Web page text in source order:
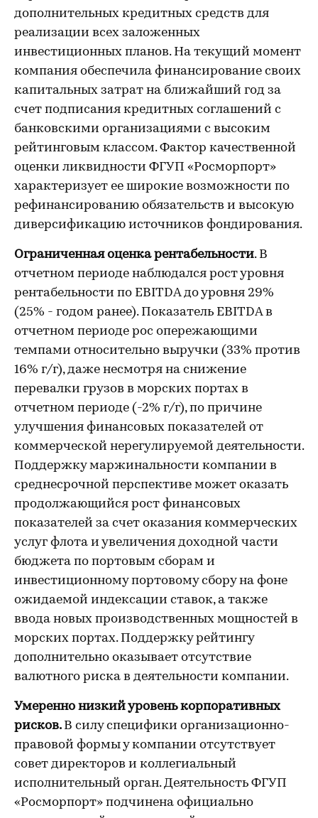
дополнительных кредитных средств для
реализации всех заложенных
инвестиционных планов. На текущий момент
компания обеспечила финансирование своих
капитальных затрат на ближайший год за
счет подписания кредитных соглашений с
банковскими организациями с высоким
рейтинговым классом. Фактор качественной
оценки ликвидности ФГУП «Росморпорт»
характеризует ее широкие возможности по
рефинансированию обязательств и высокую
диверсификацию источников фондирования.
Ограниченная оценка рентабельности. В
отчетном периоде наблюдался рост уровня
рентабельности по EBITDA до уровня 29%
(25% - годом ранее). Показатель EBITDA в
отчетном периоде рос опережающими
темпами относительно выручки (33% против
16% г/г), даже несмотря на снижение
перевалки грузов в морских портах в
отчетном периоде (-2% г/г), по причине
улучшения финансовых показателей от
коммерческой нерегулируемой деятельности.
Поддержку маржинальности компании в
среднесрочной перспективе может оказать
продолжающийся рост финансовых
показателей за счет оказания коммерческих
услуг флота и увеличения доходной части
бюджета по портовым сборам и
инвестиционному портовому сбору на фоне
ожидаемой индексации ставок, а также
ввода новых производственных мощностей в
морских портах. Поддержку рейтингу
дополнительно оказывает отсутствие
валютного риска в деятельности компании.
Умеренно низкий уровень корпоративных
рисков. В силу специфики организационно-
правовой формы у компании отсутствует
совет директоров и коллегиальный
исполнительный орган. Деятельность ФГУП
«Росморпорт» подчинена официально